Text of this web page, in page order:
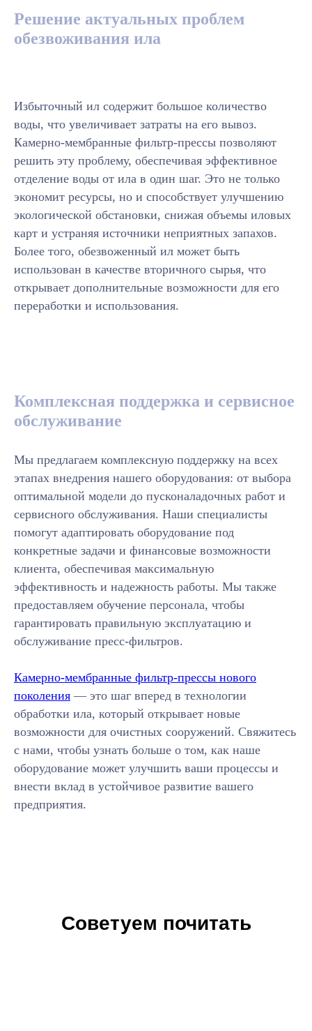
Решение актуальных проблем
обезвоживания ила
Избыточный ил содержит большое количество
воды, что увеличивает затраты на его вывоз.
Камерно-мембранные фильтр-прессы позволяют
решить эту проблему, обеспечивая эффективное
отделение воды от ила в один шаг. Это не только
экономит ресурсы, но и способствует улучшению
экологической обстановки, снижая объемы иловых
карт и устраняя источники неприятных запахов.
Более того, обезвоженный ил может быть
использован в качестве вторичного сырья, что
открывает дополнительные возможности для его
переработки и использования.
Комплексная поддержка и сервисное
обслуживание
Мы предлагаем комплексную поддержку на всех
этапах внедрения нашего оборудования: от выбора
оптимальной модели до пусконаладочных работ и
сервисного обслуживания. Наши специалисты
помогут адаптировать оборудование под
конкретные задачи и финансовые возможности
клиента, обеспечивая максимальную
эффективность и надежность работы. Мы также
предоставляем обучение персонала, чтобы
гарантировать правильную эксплуатацию и
обслуживание пресс-фильтров.
Камерно-мембранные фильтр-прессы нового
поколения — это шаг вперед в технологии
обработки ила, который открывает новые
возможности для очистных сооружений. Свяжитесь
с нами, чтобы узнать больше о том, как наше
оборудование может улучшить ваши процессы и
внести вклад в устойчивое развитие вашего
предприятия.
Советуем почитать
Москва, Чермянский